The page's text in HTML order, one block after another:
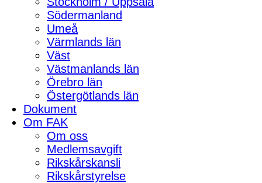
Södermanland
Umeå
Värmlands län
Väst
Västmanlands län
Örebro län
Östergötlands län
Dokument
Om FAK
Om oss
Medlemsavgift
Rikskårskansli
Rikskårstyrelse